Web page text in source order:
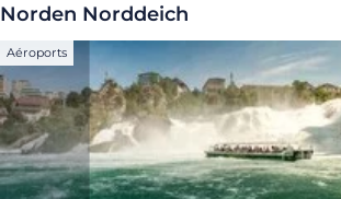
Norden Norddeich
Aéroports